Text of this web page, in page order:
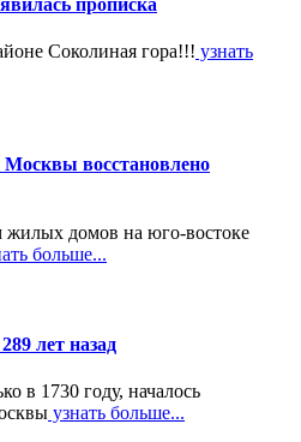
прописка
Соколиная гора!!! узнать
восстановлено
жилых домов на юго-востоке
больше...
лет назад
в 1730 году, началось
узнать больше...